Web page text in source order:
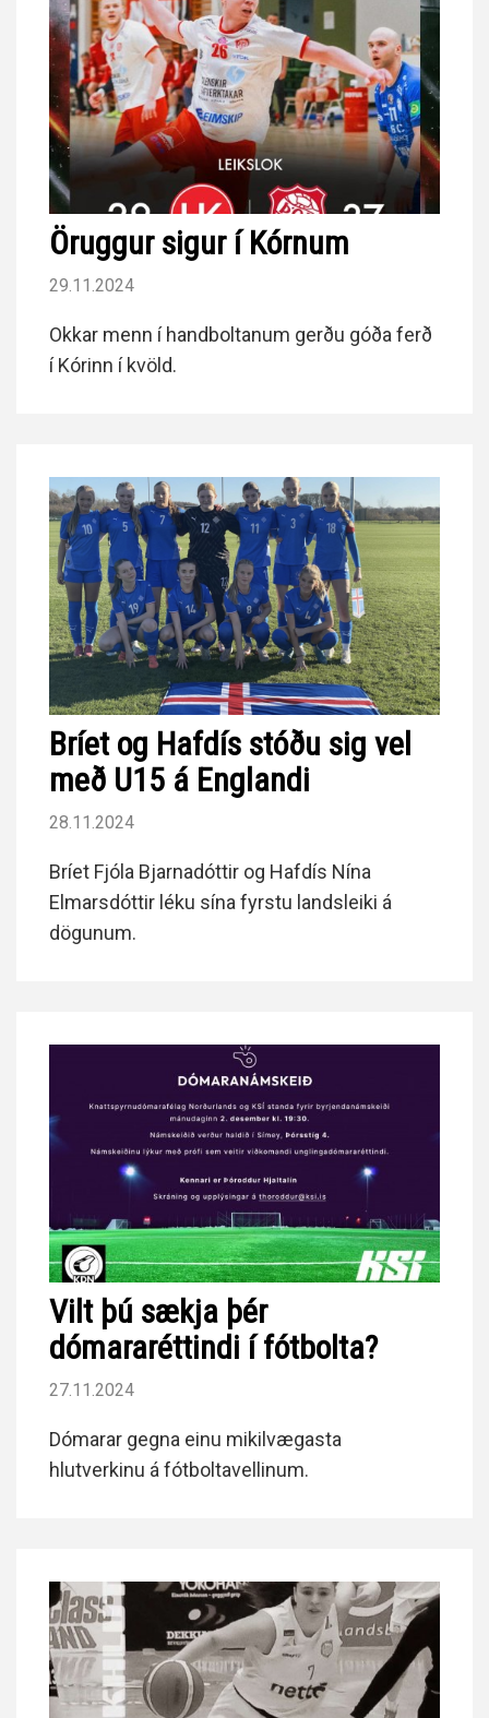
Öruggur sigur í Kórnum
29.11.2024
Okkar menn í handboltanum gerðu góða ferð
í Kórinn í kvöld.
Bríet og Hafdís stóðu sig vel
með U15 á Englandi
28.11.2024
Bríet Fjóla Bjarnadóttir og Hafdís Nína
Elmarsdóttir léku sína fyrstu landsleiki á
dögunum.
Vilt þú sækja þér
dómararéttindi í fótbolta?
27.11.2024
Dómarar gegna einu mikilvægasta
hlutverkinu á fótboltavellinum.